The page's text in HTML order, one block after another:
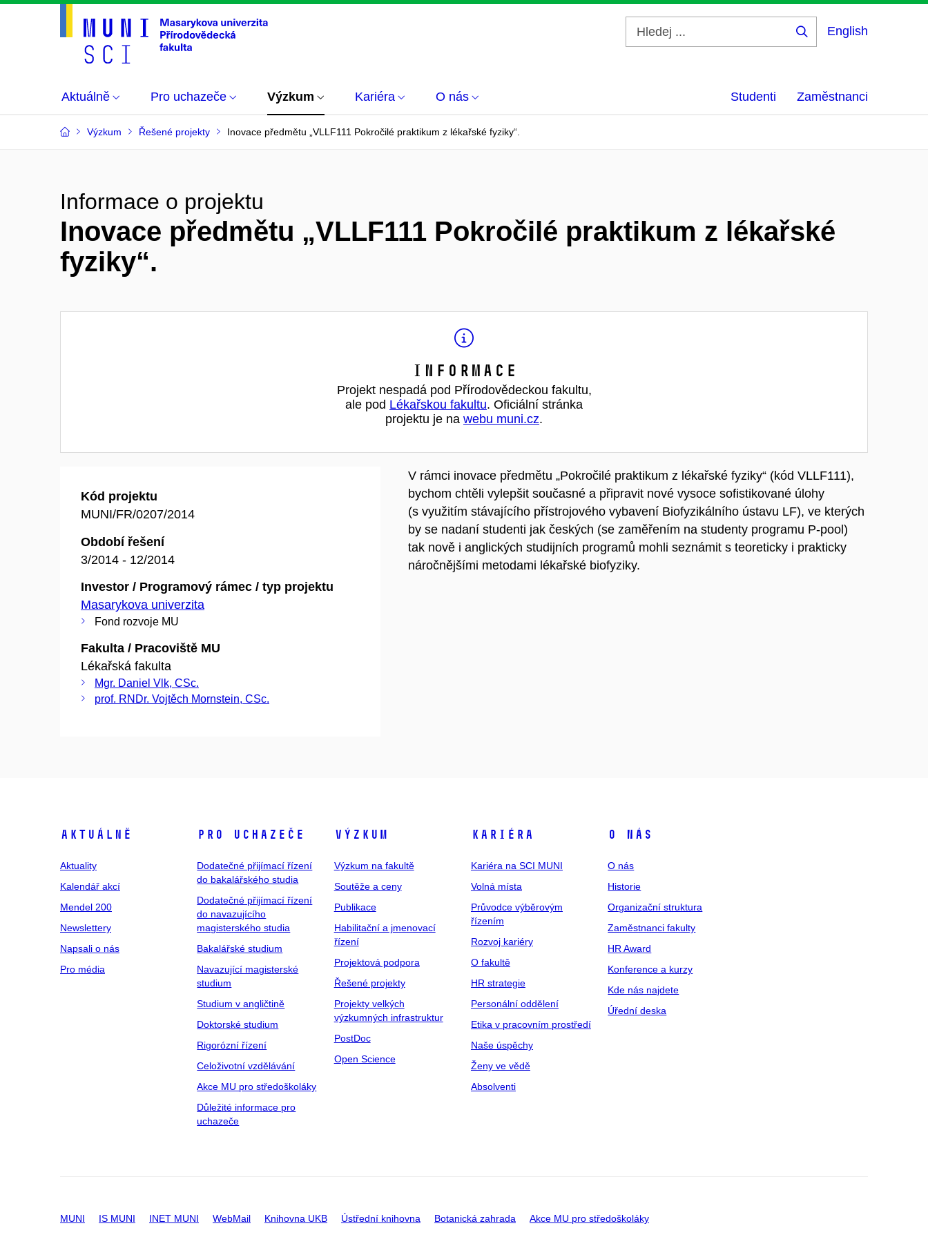
English
Aktuálně Pro uchazeče Výzkum Kariéra O nás Studenti Zaměstnanci
Výzkum Řešené projekty Inovace předmětu „VLLF111 Pokročilé praktikum z lékařské fyziky“.
Informace o projektu
Inovace předmětu „VLLF111 Pokročilé praktikum z lékařské
fyziky“.
Informace
Projekt nespadá pod Přírodovědeckou fakultu,
ale pod Lékařskou fakultu. Oficiální stránka
projektu je na webu muni.cz.
Kód projektu
MUNI/FR/0207/2014
Období řešení
3/2014 - 12/2014
Investor / Programový rámec / typ projektu
Masarykova univerzita
Fond rozvoje MU
Fakulta / Pracoviště MU
Lékařská fakulta
Mgr. Daniel Vlk, CSc.
prof. RNDr. Vojtěch Mornstein, CSc.
V rámci inovace předmětu „Pokročilé praktikum z lékařské fyziky“ (kód VLLF111),
bychom chtěli vylepšit současné a připravit nové vysoce sofistikované úlohy
(s využitím stávajícího přístrojového vybavení Biofyzikálního ústavu LF), ve kterých
by se nadaní studenti jak českých (se zaměřením na studenty programu P-pool)
tak nově i anglických studijních programů mohli seznámit s teoreticky i prakticky
náročnějšími metodami lékařské biofyziky.
Aktuálně
Aktuality
Kalendář akcí
Mendel 200
Newslettery
Napsali o nás
Pro média
Pro uchazeče
Dodatečné přijímací řízení
do bakalářského studia
Dodatečné přijímací řízení
do navazujícího
magisterského studia
Bakalářské studium
Navazující magisterské
studium
Studium v angličtině
Doktorské studium
Rigorózní řízení
Celoživotní vzdělávání
Akce MU pro středoškoláky
Důležité informace pro
uchazeče
Výzkum
Výzkum na fakultě
Soutěže a ceny
Publikace
Habilitační a jmenovací
řízení
Projektová podpora
Řešené projekty
Projekty velkých
výzkumných infrastruktur
PostDoc
Open Science
Kariéra
Kariéra na SCI MUNI
Volná místa
Průvodce výběrovým
řízením
Rozvoj kariéry
O fakultě
HR strategie
Personální oddělení
Etika v pracovním prostředí
Naše úspěchy
Ženy ve vědě
Absolventi
O nás
O nás
Historie
Organizační struktura
Zaměstnanci fakulty
HR Award
Konference a kurzy
Kde nás najdete
Úřední deska
MUNI IS MUNI INET MUNI WebMail Knihovna UKB Ústřední knihovna Botanická zahrada Akce MU pro středoškoláky